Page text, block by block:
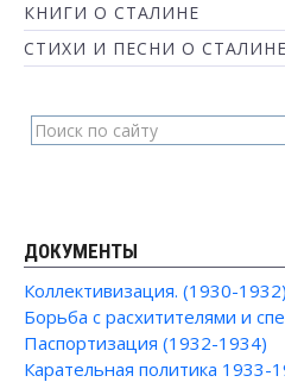
КНИГИ О СТАЛИНЕ
СТИХИ И ПЕСНИ О СТАЛИНЕ
ДОКУМЕНТЫ
Коллективизация. (1930-1932)
Борьба с расхитителями и
Паспортизация (1932-1934)
Карательная политика 1933-